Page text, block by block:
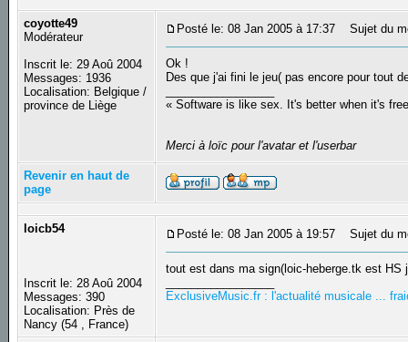
coyotte49
Modérateur
Inscrit le: 29 Aoû 2004
Messages: 1936
Localisation: Belgique /
province de Liège
Posté le: 08 Jan 2005 à 17:37 Sujet du
Ok !
Des que j'ai fini le jeu( pas encore pour tout
« Software is like sex. It's better when it's
Merci à loïc pour l'avatar et l'userbar
Revenir en haut de
page
loicb54
Inscrit le: 28 Aoû 2004
Messages: 390
Localisation: Près de
Nancy (54 , France)
Posté le: 08 Jan 2005 à 19:57 Sujet du
tout est dans ma sign(loic-heberge.tk est
ExclusiveMusic.fr : l'actualité musicale ...